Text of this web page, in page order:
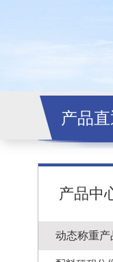
产品
产品中
动态称重产